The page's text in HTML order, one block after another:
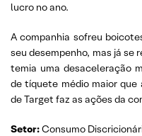
lucro no ano.
A companhia sofreu
seu desempenho, mas já se
temia uma desaceleração
de tíquete médio maior que
de Target faz as ações da
Setor:Consumo